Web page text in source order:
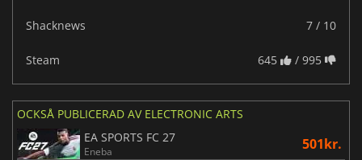
Shacknews 7 / 10
Steam 645 / 995
OCKSÅ PUBLICERAD AV ELECTRONIC ARTS
EA SPORTS FC 27
Eneba 501kr.